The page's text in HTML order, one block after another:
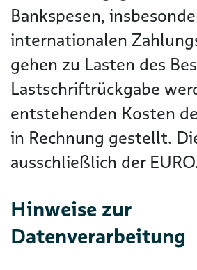
Bankspesen,
internationalen
gehen zu Lasten des
Lastschriftrückgabe
entstehenden Kosten
in Rechnung gestellt.
ausschließlich der
Hinweise zur
Datenverarbeitung